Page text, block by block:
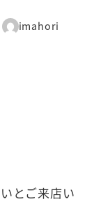
著
imahori
とご来店い